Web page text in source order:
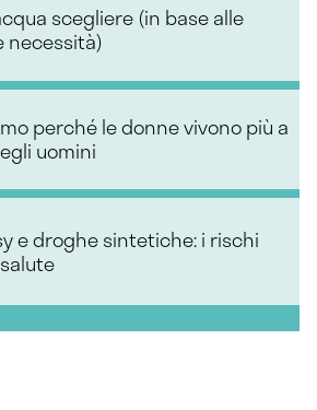
scegliere (in base alle
necessità)
perché le donne vivono più a
uomini
e droghe sintetiche: i rischi